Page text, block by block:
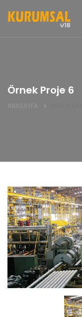
Örnek Proje 6
ANASAYFA